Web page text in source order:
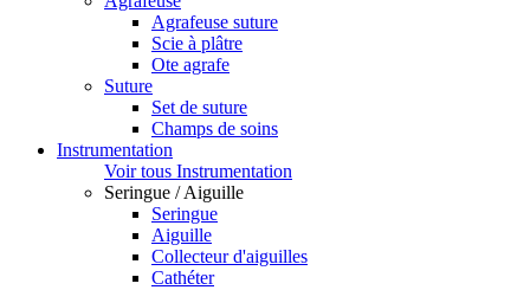
Agrafeuse suture
Scie à plâtre
Ote agrafe
Suture
Set de suture
Champs de soins
Instrumentation
Voir tous Instrumentation
Seringue / Aiguille
Seringue
Aiguille
Collecteur d'aiguilles
Cathéter